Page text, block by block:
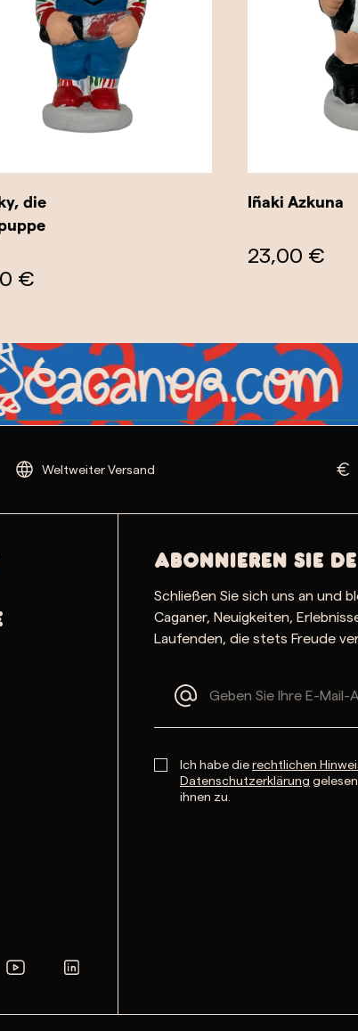
die
€
Iñaki Azkuna
23,00 €
Weltweiter Versand
Abonnieren Sie
Schließen Sie sich uns an und
Caganer, Neuigkeiten,
Laufenden, die stets Freude
Ich habe dierechtlichen
Datenschutzerklärung
ihnen zu.